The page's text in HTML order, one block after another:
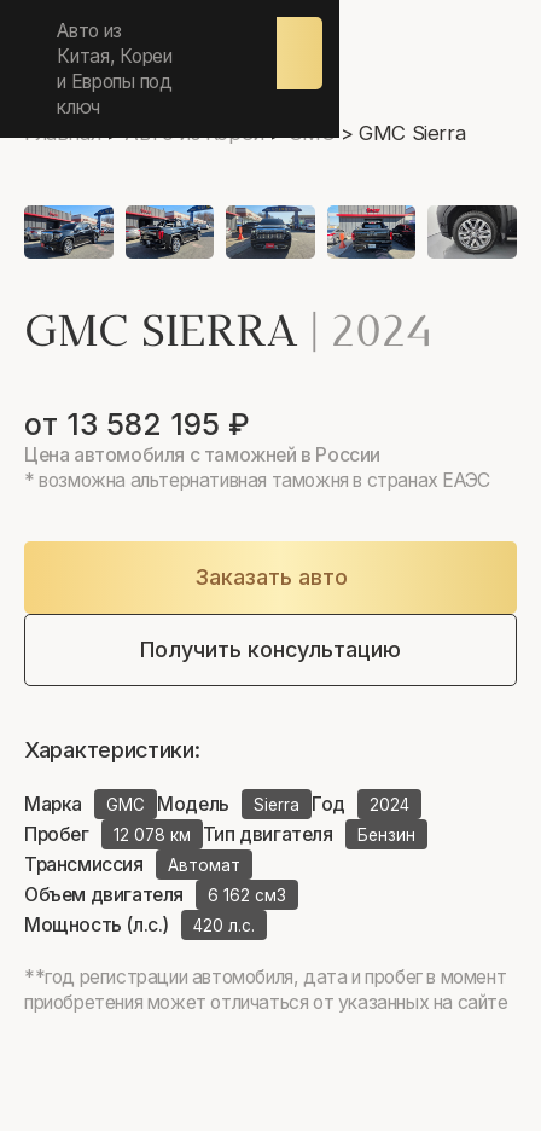
Авто из
Китая, Кореи
и Европы под
ключ
Оставить
заявку
Главная>Авто из Кореи>GMC>GMC Sierra
GMC SIERRA | 2024
от 13 582 195 ₽
Цена автомобиля с таможней в России
* возможна альтернативная таможня в странах ЕАЭС
Заказать авто
Получить консультацию
Характеристики:
Марка GMC Модель Sierra Год 2024
Пробег 12 078 км Тип двигателя Бензин
Трансмиссия Автомат
Объем двигателя 6 162 см3
Мощность (л.с.) 420 л.с.
**год регистрации автомобиля, дата и пробег в момент
приобретения может отличаться от указанных на сайте